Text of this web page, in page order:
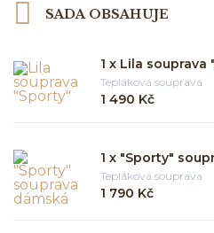
SADA OBSAHUJE
1 x Lila souprava
Tepláková souprava
1 490 Kč
1 x "Sporty"
Tepláková souprava
1 790 Kč